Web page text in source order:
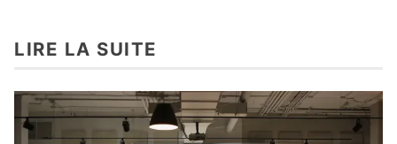
LIRE LA SUITE